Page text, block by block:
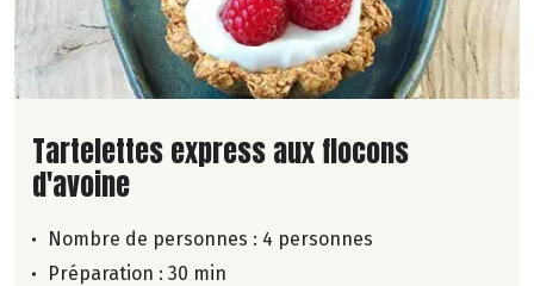
Lire la suite de la recette
Tartelettes express aux flocons
d'avoine
Nombre de personnes : 4 personnes
Préparation : 30 min